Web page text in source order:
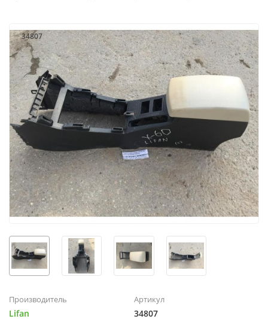
34807
Производитель
Lifan
Артикул
34807